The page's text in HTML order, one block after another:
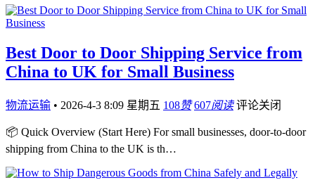
Best Door to Door Shipping Service from
China to UK for Small Business
物流运输 • 2026-4-3 8:09 星期五 108赞 607阅读 评论关闭
📦 Quick Overview (Start Here) For small businesses, door-to-door
shipping from China to the UK is th…